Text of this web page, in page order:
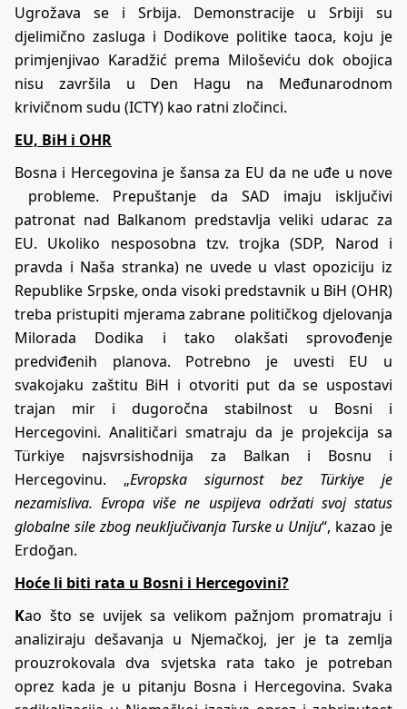
Ugrožava se i Srbija. Demonstracije u Srbiji su
djelimično zasluga i Dodikove politike taoca, koju je
primjenjivao Karadžić prema Miloševiću dok obojica
nisu završila u Den Hagu na Međunarodnom
krivičnom sudu (ICTY) kao ratni zločinci.
EU, BiH i OHR
Bosna i Hercegovina je šansa za EU da ne uđe u nove
probleme. Prepuštanje da SAD imaju isključivi
patronat nad Balkanom predstavlja veliki udarac za
EU. Ukoliko nesposobna tzv. trojka (SDP, Narod i
pravda i Naša stranka) ne uvede u vlast opoziciju iz
Republike Srpske, onda visoki predstavnik u BiH (OHR)
treba pristupiti mjerama zabrane političkog djelovanja
Milorada Dodika i tako olakšati sprovođenje
predviđenih planova. Potrebno je uvesti EU u
svakojaku zaštitu BiH i otvoriti put da se uspostavi
trajan mir i dugoročna stabilnost u Bosni i
Hercegovini. Analitičari smatraju da je projekcija sa
Türkiye najsvrsishodnija za Balkan i Bosnu i
Hercegovinu. „Evropska sigurnost bez Türkiye je
nezamisliva. Evropa više ne uspijeva održati svoj status
globalne sile zbog neuključivanja Turske u Uniju“, kazao je
Erdoğan.
Hoće li biti rata u Bosni i Hercegovini?
Kao što se uvijek sa velikom pažnjom promatraju i
analiziraju dešavanja u Njemačkoj, jer je ta zemlja
prouzrokovala dva svjetska rata tako je potreban
oprez kada je u pitanju Bosna i Hercegovina. Svaka